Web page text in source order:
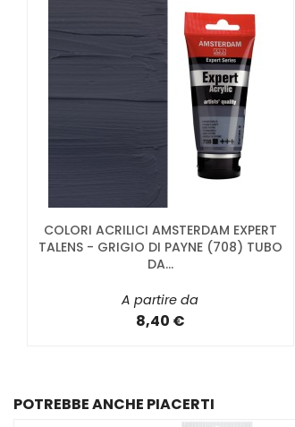
COLORI ACRILICI AMSTERDAM EXPERT
TALENS - GRIGIO DI PAYNE (708) TUBO
DA...
A partire da
8,40 €
POTREBBE ANCHE PIACERTI